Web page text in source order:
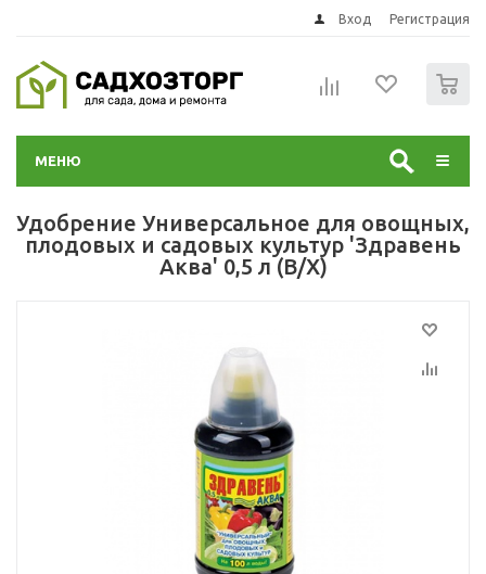
Вход Регистрация
МЕНЮ
Удобрение Универсальное для овощных,
плодовых и садовых культур 'Здравень
Аква' 0,5 л (В/Х)